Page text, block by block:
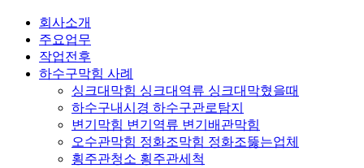
회사소개
주요업무
작업전후
하수구막힘 사례
싱크대막힘 싱크대역류 싱크대막혔을때
하수구내시경 하수구관로탐지
변기막힘 변기역류 변기배관막힘
오수관막힘 정화조막힘 정화조뚫는업체
횡주관청소 횡주관세척